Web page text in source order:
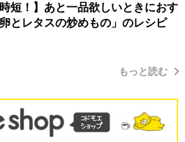
時短！】あと一品欲しいときにおす
とレタスの炒めもの」のレシピ
もっと読む